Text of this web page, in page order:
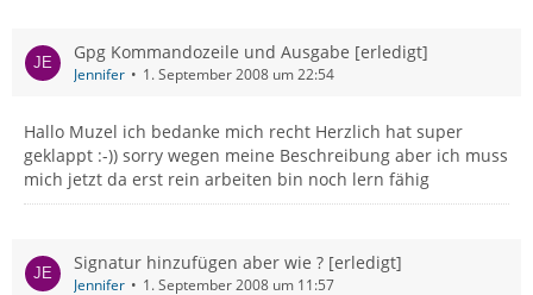
Gpg Kommandozeile und Ausgabe [erledigt]
Jennifer 1. September 2008 um 22:54
Hallo Muzel ich bedanke mich recht Herzlich hat super
geklappt :-)) sorry wegen meine Beschreibung aber ich muss
mich jetzt da erst rein arbeiten bin noch lern fähig
Signatur hinzufügen aber wie ? [erledigt]
Jennifer 1. September 2008 um 11:57